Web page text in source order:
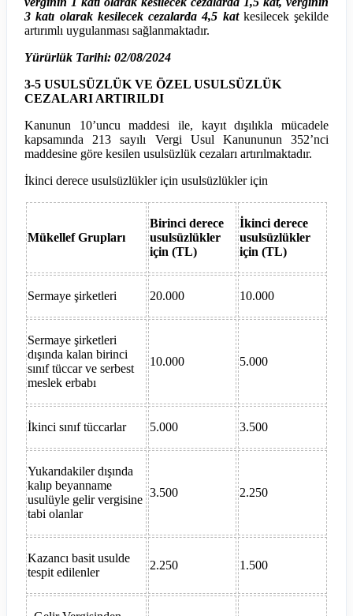
3 katı olarak kesilecek cezalarda 4,5 katkesilecek şekilde
artırımlı uygulanması sağlanmaktadır.
Yürürlük Tarihi: 02/08/2024
3-5 USULSÜZLÜK VE ÖZEL USULSÜZLÜK
CEZALARI ARTIRILDI
Kanunun 10’uncu maddesi ile, kayıt dışılıkla mücadele
kapsamında 213 sayılı Vergi Usul Kanununun 352’nci
maddesine göre kesilen usulsüzlük cezaları artırılmaktadır.
İkinci derece usulsüzlükler için usulsüzlükler için
Mükellef Grupları
Birinci derece
usulsüzlükler
için (TL)
İkinci derece
usulsüzlükler
için (TL)
Sermaye şirketleri 20.000 10.000
Sermaye şirketleri
dışında kalan birinci
sınıf tüccar ve serbest
meslek erbabı
10.000 5.000
İkinci sınıf tüccarlar 5.000 3.500
Yukarıdakiler dışında
kalıp beyanname
usulüyle gelir vergisine
tabi olanlar
3.500 2.250
Kazancı basit usulde
tespit edilenler
2.250 1.500